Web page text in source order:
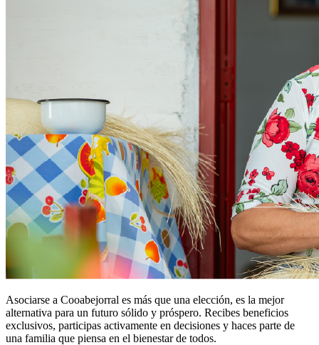
Asociarse a Cooabejorral es más que una elección, es la mejor
alternativa para un futuro sólido y próspero. Recibes beneficios
exclusivos, participas activamente en decisiones y haces parte de
una familia que piensa en el bienestar de todos.